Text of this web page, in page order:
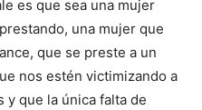
es que sea una mujer
una mujer que
que se preste a un
nos estén victimizando a
y que la única falta de